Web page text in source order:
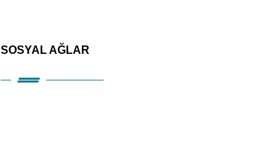
SOSYAL AĞLAR